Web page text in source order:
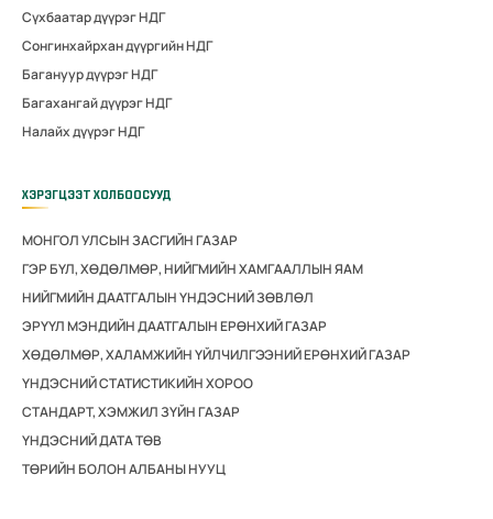
Сүхбаатар дүүрэг НДГ
Сонгинхайрхан дүүргийн НДГ
Багануур дүүрэг НДГ
Багахангай дүүрэг НДГ
Налайх дүүрэг НДГ
ХЭРЭГЦЭЭТ ХОЛБООСУУД
МОНГОЛ УЛСЫН ЗАСГИЙН ГАЗАР
ГЭР БҮЛ, ХӨДӨЛМӨР, НИЙГМИЙН ХАМГААЛЛЫН ЯАМ
НИЙГМИЙН ДААТГАЛЫН ҮНДЭСНИЙ ЗӨВЛӨЛ
ЭРҮҮЛ МЭНДИЙН ДААТГАЛЫН ЕРӨНХИЙ ГАЗАР
ХӨДӨЛМӨР, ХАЛАМЖИЙН ҮЙЛЧИЛГЭЭНИЙ ЕРӨНХИЙ ГАЗАР
ҮНДЭСНИЙ СТАТИСТИКИЙН ХОРОО
СТАНДАРТ, ХЭМЖИЛ ЗҮЙН ГАЗАР
ҮНДЭСНИЙ ДАТА ТӨВ
ТӨРИЙН БОЛОН АЛБАНЫ НУУЦ